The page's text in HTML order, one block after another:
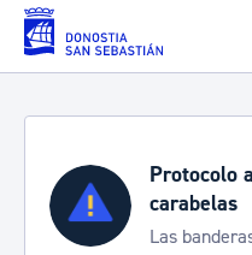
Saltar al contenido principal
Protocolo
carabelas
Las